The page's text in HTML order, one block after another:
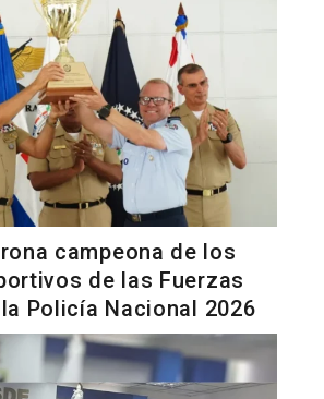
campeona de los
de las Fuerzas
Policía Nacional 2026